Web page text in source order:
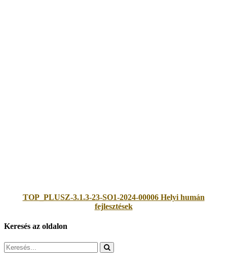
TOP_PLUSZ-3.1.3-23-SO1-2024-00006 Helyi humán
fejlesztések
Keresés az oldalon
Search
for: